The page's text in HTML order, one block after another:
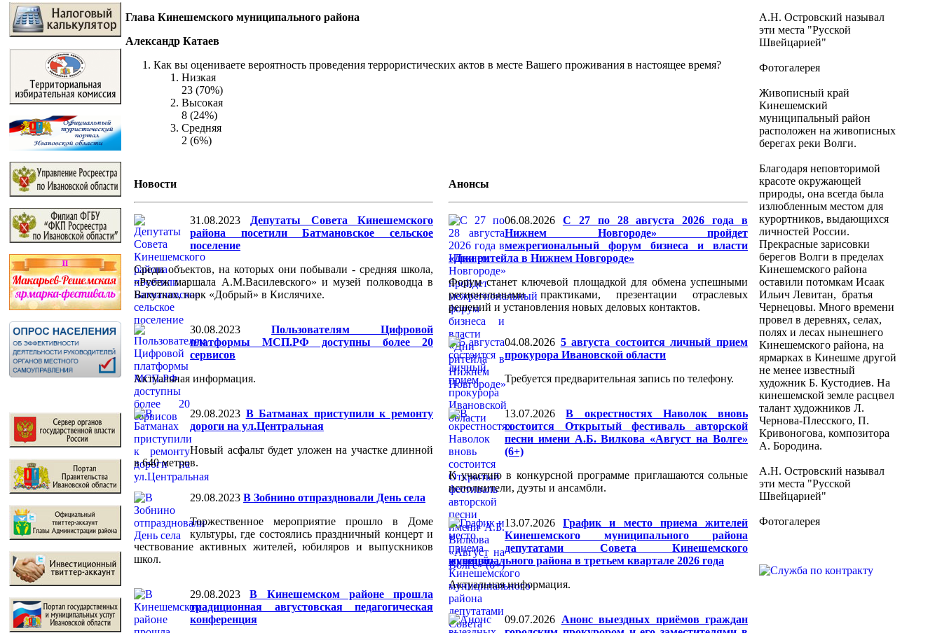
Глава Кинешемского муниципального района
Александр Катаев
Как вы оцениваете вероятность проведения террористических актов в месте Вашего проживания в настоящее время?
Низкая
23 (70%)
Высокая
8 (24%)
Средняя
2 (6%)
Новости
31.08.2023
Депутаты Совета Кинешемского
района посетили Батмановское сельское
поселение
Среди объектов, на которых они побывали - средняя школа,
«Рубеж маршала А.М.Василевского» и музей полководца в
Вахутках, парк «Добрый» в Кислячихе.
30.08.2023
Пользователям Цифровой
платформы МСП.РФ доступны более 20
сервисов
Актуальная информация.
29.08.2023 В Батманах приступили к ремонту
дороги на ул.Центральная
Новый асфальт будет уложен на участке длинной
в 640 метров.
29.08.2023 В Зобнино отпраздновали День села
Торжественное мероприятие прошло в Доме
культуры, где состоялись праздничный концерт и
чествование активных жителей, юбиляров и выпускников
школ.
29.08.2023
В Кинешемском районе прошла
традиционная августовская педагогическая
конференция
Анонсы
06.08.2026
С 27 по 28 августа 2026 года в
Нижнем Новгороде» пройдет
межрегиональный форум бизнеса и власти
«Дни ритейла в Нижнем Новгороде»
Форум станет ключевой площадкой для обмена успешными
региональными практиками, презентации отраслевых
решений и установления новых деловых контактов.
04.08.2026 5 августа состоится личный прием
прокурора Ивановской области
Требуется предварительная запись по телефону.
13.07.2026
В окрестностях Наволок вновь
состоится Открытый фестиваль авторской
песни имени А.Б. Вилкова «Август на Волге»
(6+)
К участию в конкурсной программе приглашаются сольные
исполнители, дуэты и ансамбли.
13.07.2026
График и место приема жителей
Кинешемского муниципального района
депутатами Совета Кинешемского
муниципального района в третьем квартале 2026 года
Актуальная информация.
09.07.2026 Анонс выездных приёмов граждан
А.Н. Островский называл
эти места "Русской
Швейцарией"
Фотогалерея
Живописный край
Кинешемский
муниципальный район
расположен на живописных
берегах реки Волги.
Благодаря неповторимой
красоте окружающей
природы, она всегда была
излюбленным местом для
курортников, выдающихся
личностей России.
Прекрасные зарисовки
берегов Волги в пределах
Кинешемского района
оставили потомкам Исаак
Ильич Левитан, братья
Чернецовы. Много времени
провел в деревнях, селах,
полях и лесах нынешнего
Кинешемского района, на
ярмарках в Кинешме другой
не менее известный
художник Б. Кустодиев. На
кинешемской земле расцвел
талант художников Л.
Чернова-Плесского, П.
Кривоногова, композитора
А. Бородина.
А.Н. Островский называл
эти места "Русской
Швейцарией"
Фотогалерея